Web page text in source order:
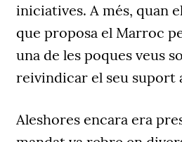
iniciatives. A més, quan
que proposa el Marroc
una de les poques veus
reivindicar el seu suport
Aleshores encara era